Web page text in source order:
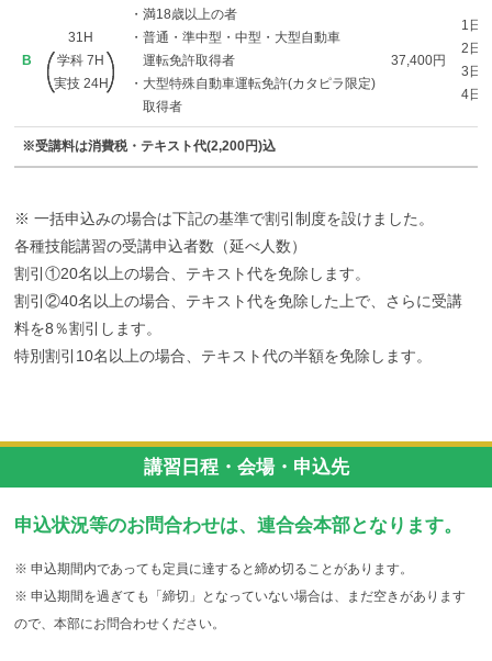
B
31H
学科 7H
実技 24H
・満18歳以上の者
・普通・準中型・中型・大型自動車
運転免許取得者
・大型特殊自動車運転免許(カタピラ限定)
取得者
37,400円
1日
2日
3日
4日
※受講料は消費税・テキスト代(2,200円)込
※ 一括申込みの場合は下記の基準で割引制度を設けました。
各種技能講習の受講申込者数（延べ人数）
割引①20名以上の場合、テキスト代を免除します。
割引②40名以上の場合、テキスト代を免除した上で、さらに受講
料を8％割引します。
特別割引10名以上の場合、テキスト代の半額を免除します。
講習日程・会場・申込先
申込状況等のお問合わせは、連合会本部となります。
※ 申込期間内であっても定員に達すると締め切ることがあります。
※ 申込期間を過ぎても「締切」となっていない場合は、まだ空きがあります
ので、本部にお問合わせください。